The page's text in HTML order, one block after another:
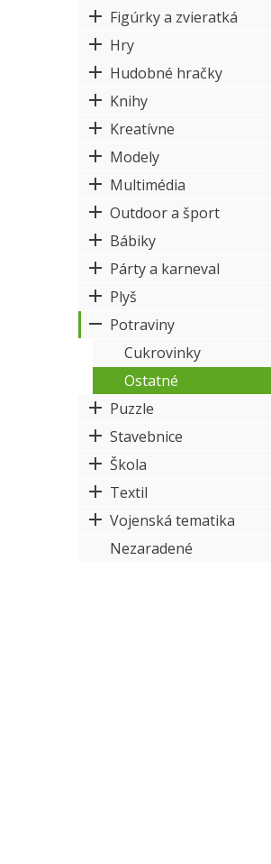
Figúrky a zvieratká
Hry
Hudobné hračky
Knihy
Kreatívne
Modely
Multimédia
Outdoor a šport
Bábiky
Párty a karneval
Plyš
Potraviny
Cukrovinky
Ostatné
Puzzle
Stavebnice
Škola
Textil
Vojenská tematika
Nezaradené